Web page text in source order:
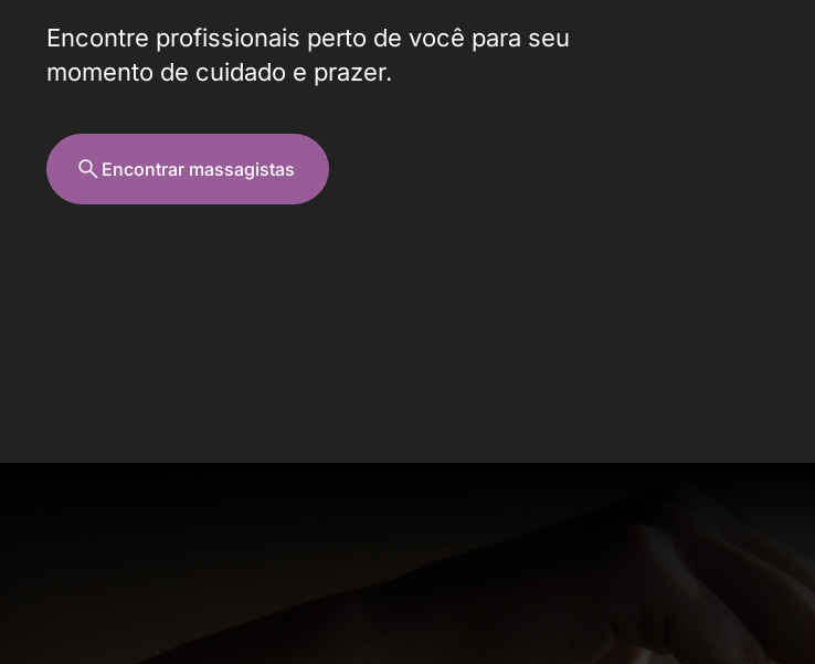
Encontre profissionais perto de você para seu
momento de cuidado e prazer.
Encontrar massagistas